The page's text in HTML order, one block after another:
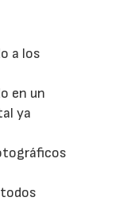
a los
en un
ya